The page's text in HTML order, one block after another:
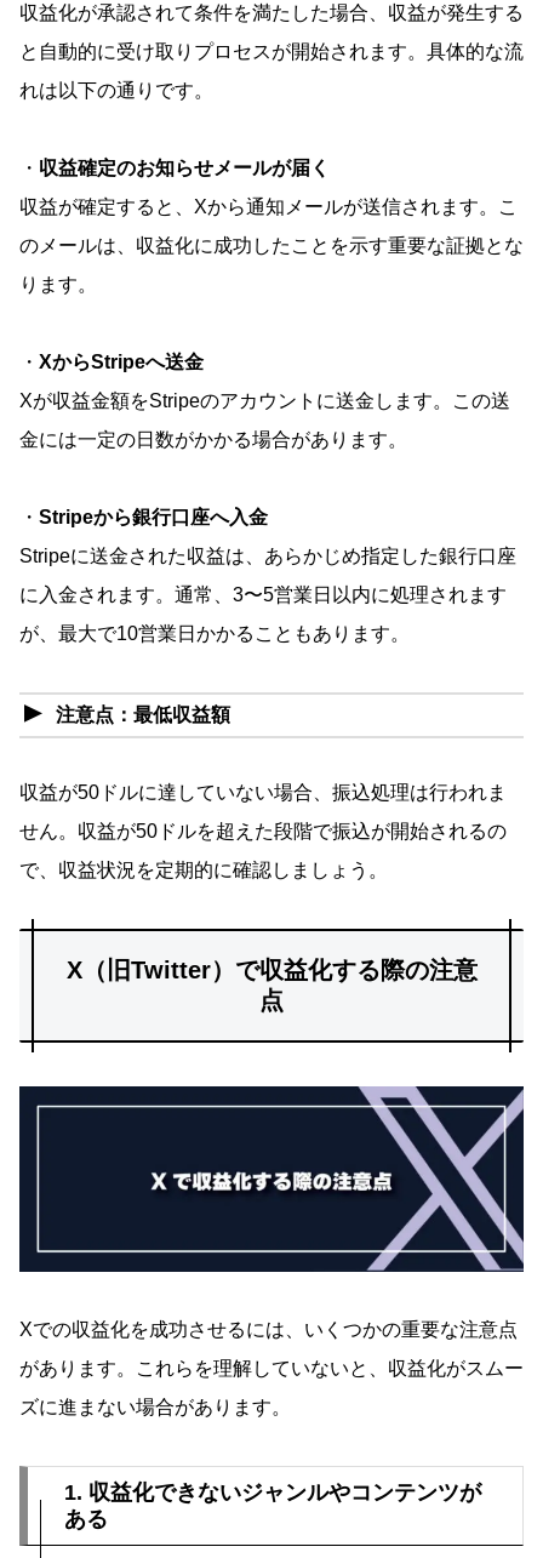
収益化が承認されて条件を満たした場合、収益が発生する
と自動的に受け取りプロセスが開始されます。具体的な流
れは以下の通りです。
・ 収益確定のお知らせメールが届く
収益が確定すると、Xから通知メールが送信されます。こ
のメールは、収益化に成功したことを示す重要な証拠とな
ります。
・ XからStripeへ送金
Xが収益金額をStripeのアカウントに送金します。この送
金には一定の日数がかかる場合があります。
・ Stripeから銀行口座へ入金
Stripeに送金された収益は、あらかじめ指定した銀行口座
に入金されます。通常、3〜5営業日以内に処理されます
が、最大で10営業日かかることもあります。
注意点：最低収益額
収益が50ドルに達していない場合、振込処理は行われま
せん。収益が50ドルを超えた段階で振込が開始されるの
で、収益状況を定期的に確認しましょう。
X（旧Twitter）で収益化する際の注意
点
Xでの収益化を成功させるには、いくつかの重要な注意点
があります。これらを理解していないと、収益化がスムー
ズに進まない場合があります。
1. 収益化できないジャンルやコンテンツが
ある